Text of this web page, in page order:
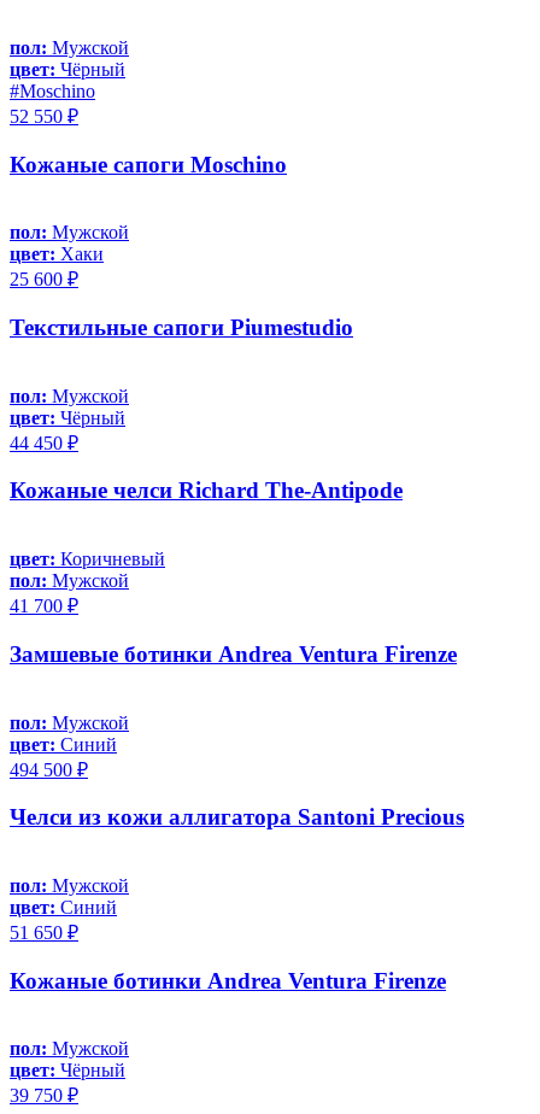
пол: Мужской
цвет: Чёрный
#Moschino
52 550 ₽
Кожаные сапоги Moschino
пол: Мужской
цвет: Хаки
25 600 ₽
Текстильные сапоги Piumestudio
пол: Мужской
цвет: Чёрный
44 450 ₽
Кожаные челси Richard The-Antipode
цвет: Коричневый
пол: Мужской
41 700 ₽
Замшевые ботинки Andrea Ventura Firenze
пол: Мужской
цвет: Синий
494 500 ₽
Челси из кожи аллигатора Santoni Precious
пол: Мужской
цвет: Синий
51 650 ₽
Кожаные ботинки Andrea Ventura Firenze
пол: Мужской
цвет: Чёрный
39 750 ₽